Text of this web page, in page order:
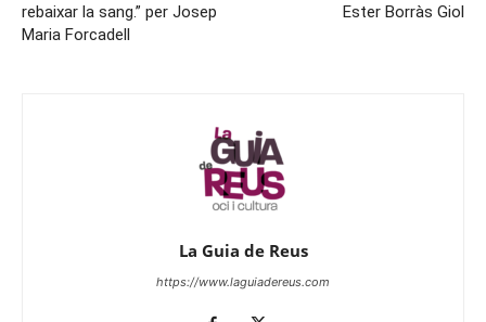
rebaixar la sang.” per Josep
Maria Forcadell
Ester Borràs Giol
La Guia de Reus
https://www.laguiadereus.com